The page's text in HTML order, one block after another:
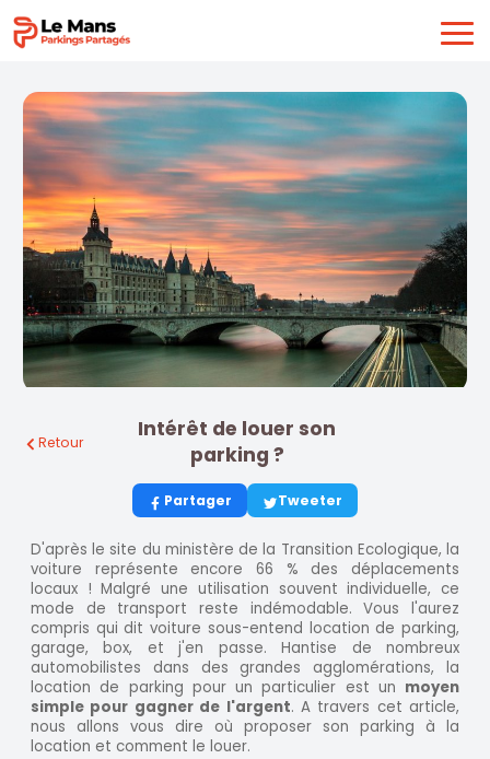
Retour
Intérêt de louer son
parking ?
Partager Tweeter
D'après le site du ministère de la Transition Ecologique, la
voiture représente encore 66 % des déplacements
locaux ! Malgré une utilisation souvent individuelle, ce
mode de transport reste indémodable. Vous l'aurez
compris qui dit voiture sous-entend location de parking,
garage, box, et j'en passe. Hantise de nombreux
automobilistes dans des grandes agglomérations, la
location de parking pour un particulier est un moyen
simple pour gagner de l'argent. A travers cet article,
nous allons vous dire où proposer son parking à la
location et comment le louer.